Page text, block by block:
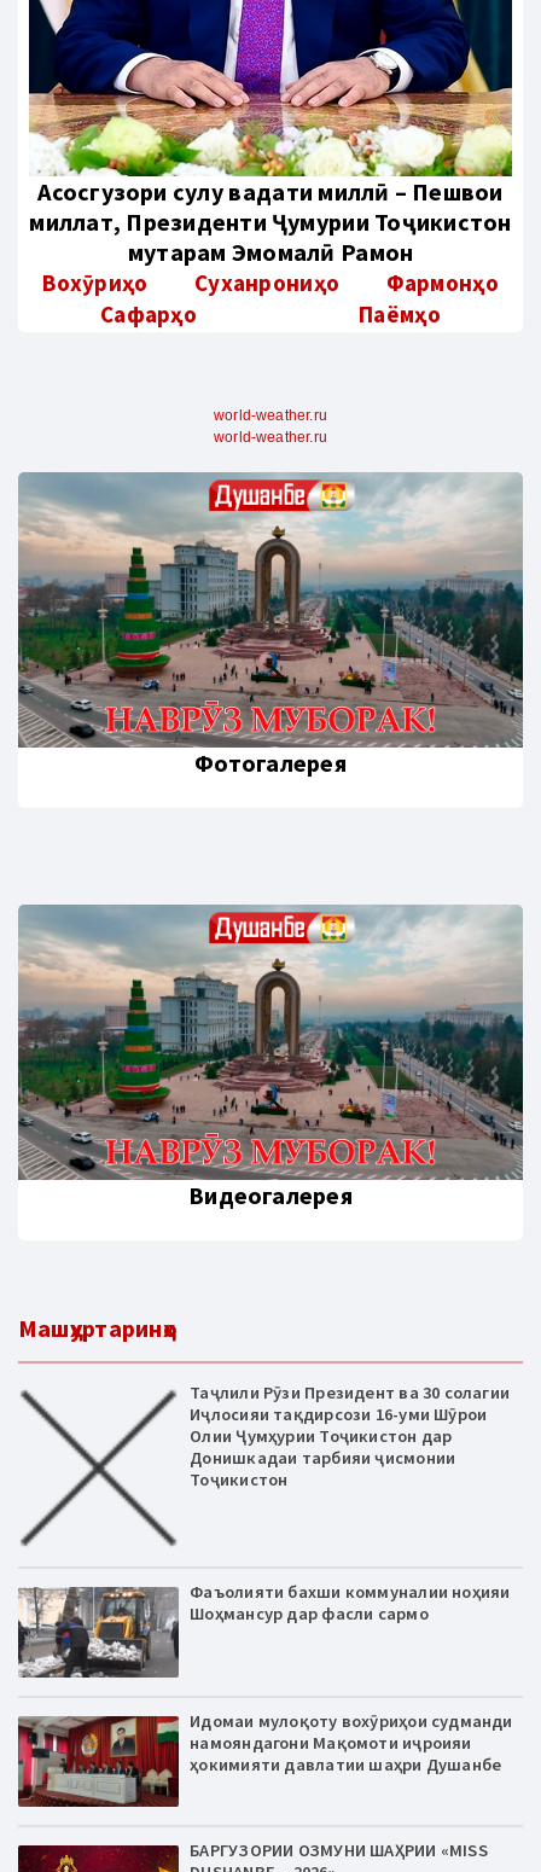
Aсосгузори сулҳу ваҳдати миллӣ – Пешвои
миллат, Президенти Ҷумҳурии Тоҷикистон
муҳтарам Эмомалӣ Раҳмон
Вохӯриҳо Суханрониҳо
Фармонҳо
Сафарҳо
Паёмҳо
world-weather.ru
world-weather.ru
Фотогалерея
Видеогалерея
Машҳуртаринҳо
Таҷлили Рӯзи Президент ва 30 солагии
Иҷлосияи тақдирсози 16-уми Шӯрои
Олии Ҷумҳурии Тоҷикистон дар
Донишкадаи тарбияи ҷисмонии
Тоҷикистон
Фаъолияти бахши коммуналии ноҳияи
Шоҳмансур дар фасли сармо
Идомаи мулоқоту вохӯриҳои судманди
намояндагони Мақомоти иҷроияи
ҳокимияти давлатии шаҳри Душанбе
БАРГУЗОРИИ ОЗМУНИ ШАҲРИИ «MISS